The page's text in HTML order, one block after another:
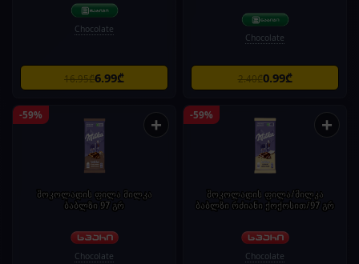
Chocolate
16.95₾6.99₾
Chocolate
2.40₾0.99₾
-59% +
შოკოლადის ფილა მილკა
ბაბლზი 97 გრ
Chocolate
-59% +
შოკოლადის ფილა/მილკა
ბაბლზი რძიანი ქოქოსით/97 გრ
Chocolate